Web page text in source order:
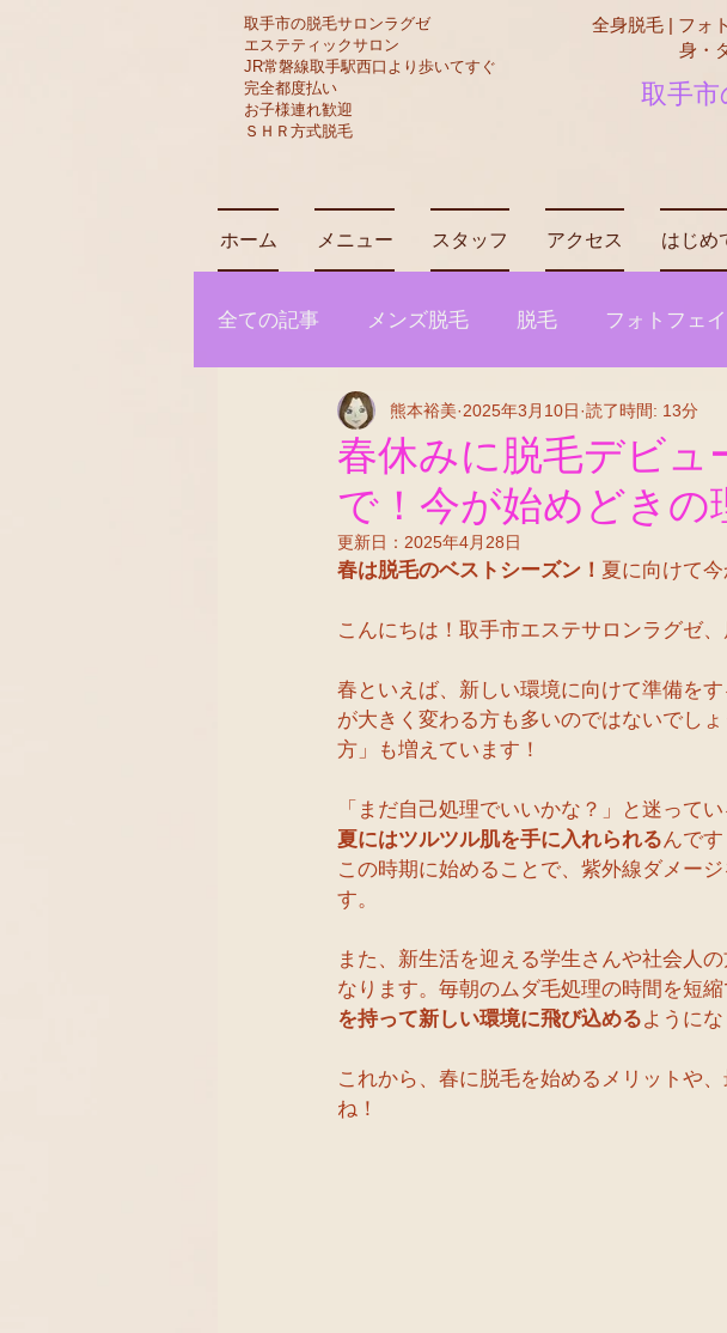
​取手市の脱毛サロンラグゼ
​​エステティックサロン
JR常磐線取手駅西口より歩いてすぐ
​完全都度払い
​お子様連れ歓迎
​ＳＨＲ方式脱毛​
全身脱毛 | フォ
身・
取手
ホーム メニュー スタッフ アクセス はじめ
全ての記事 メンズ脱毛 脱毛 フォトフェ
ハーブピーリング フィットネス・トレーニン
春休みに脱毛デビュ
で！今が始めどきの
熊本裕美 2025年3月10日 読了時間: 13分
更新日： 2025年4月28日
春は脱毛のベストシーズン！ 夏に向けて
こんにちは！取手市エステサロンラグゼ、
春といえば、新しい環境に向けて準備を
が大きく変わる方も多いのではないでし
方」も増えています！
「まだ自己処理でいいかな？」と迷ってい
夏にはツルツル肌を手に入れられるんで
この時期に始めることで、紫外線ダメー
す。
また、新生活を迎える学生さんや社会人
なります。毎朝のムダ毛処理の時間を短縮
を持って新しい環境に飛び込めるようにな
これから、春に脱毛を始めるメリットや
ね！